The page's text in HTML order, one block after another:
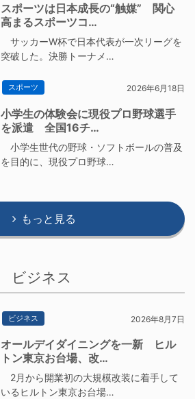
スポーツは日本成長の“触媒” 関心
高まるスポーツコ…
サッカーW杯で日本代表が一次リーグを
突破した。決勝トーナメ…
スポーツ 2026年6月18日
小学生の体験会に現役プロ野球選手
を派遣 全国16チ…
小学生世代の野球・ソフトボールの普及
を目的に、現役プロ野球…
もっと見る
ビジネス
ビジネス 2026年8月7日
オールデイダイニングを一新 ヒル
トン東京お台場、改…
2月から開業初の大規模改装に着手して
いるヒルトン東京お台場…